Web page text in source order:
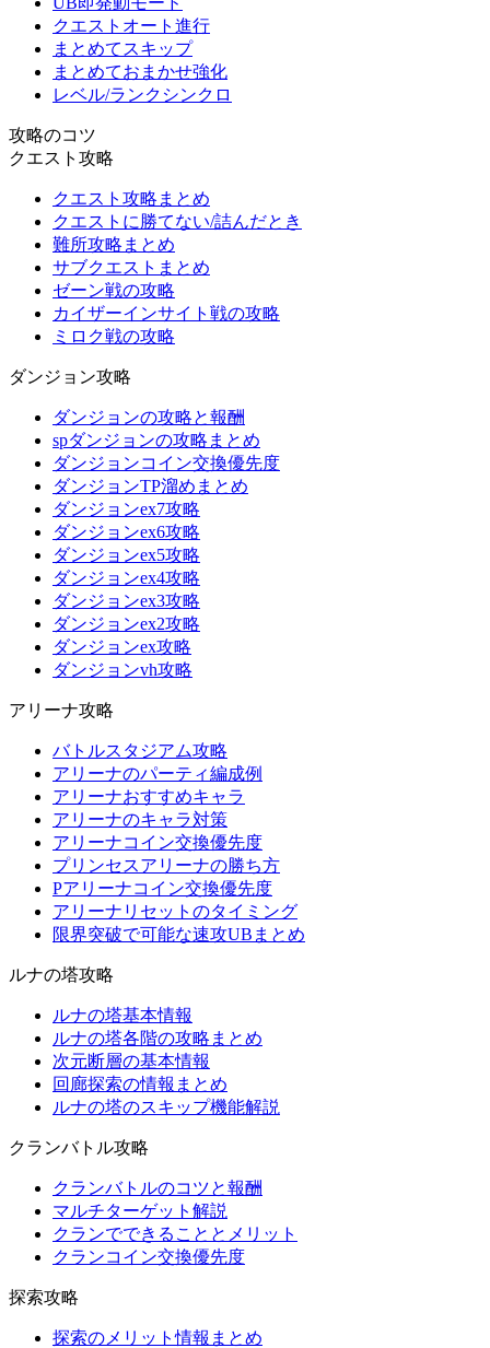
クエストオート進行
まとめてスキップ
まとめておまかせ強化
レベル/ランクシンクロ
攻略のコツ
クエスト攻略
クエスト攻略まとめ
クエストに勝てない/詰んだとき
難所攻略まとめ
サブクエストまとめ
ゼーン戦の攻略
カイザーインサイト戦の攻略
ミロク戦の攻略
ダンジョン攻略
ダンジョンの攻略と報酬
spダンジョンの攻略まとめ
ダンジョンコイン交換優先度
ダンジョンTP溜めまとめ
ダンジョンex7攻略
ダンジョンex6攻略
ダンジョンex5攻略
ダンジョンex4攻略
ダンジョンex3攻略
ダンジョンex2攻略
ダンジョンex攻略
ダンジョンvh攻略
アリーナ攻略
バトルスタジアム攻略
アリーナのパーティ編成例
アリーナおすすめキャラ
アリーナのキャラ対策
アリーナコイン交換優先度
プリンセスアリーナの勝ち方
Pアリーナコイン交換優先度
アリーナリセットのタイミング
限界突破で可能な速攻UBまとめ
ルナの塔攻略
ルナの塔基本情報
ルナの塔各階の攻略まとめ
次元断層の基本情報
回廊探索の情報まとめ
ルナの塔のスキップ機能解説
クランバトル攻略
クランバトルのコツと報酬
マルチターゲット解説
クランでできることとメリット
クランコイン交換優先度
探索攻略
探索のメリット情報まとめ